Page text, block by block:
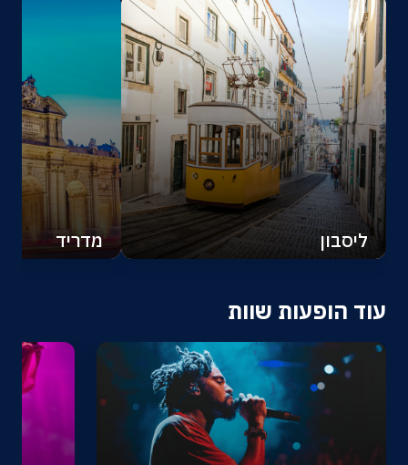
ליסבון מדריד
עוד הופעות שוות